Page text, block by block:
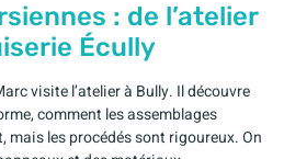
: de l’atelier
Écully
visite l’atelier à Bully. Il découvre
comment les assemblages
mais les procédés sont rigoureux. On